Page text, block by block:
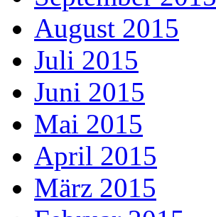
August 2015
Juli 2015
Juni 2015
Mai 2015
April 2015
März 2015